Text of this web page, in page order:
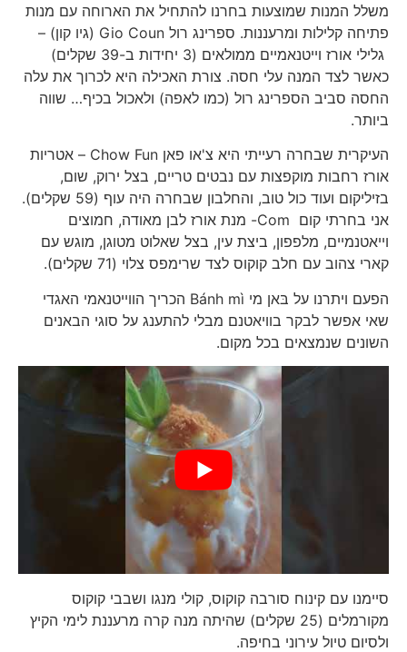
משלל המנות שמוצעות בחרנו להתחיל את הארוחה עם מנות
פתיחה קלילות ומרעננות. ספרינג רול Gio Coun (גיו קון) –
גלילי אורז וייטנאמיים ממולאים (3 יחידות ב-39 שקלים)
כאשר לצד המנה עלי חסה. צורת האכילה היא לכרוך את עלה
החסה סביב הספרינג רול (כמו לאפה) ולאכול בכיף… שווה
ביותר.
העיקרית שבחרה רעייתי היא צ'או פאן Chow Fun – אטריות
אורז רחבות מוקפצות עם נבטים טריים, בצל ירוק, שום,
בזיליקום ועוד כול טוב, והחלבון שבחרה היה עוף (59 שקלים).
אני בחרתי קום Com- מנת אורז לבן מאודה, חמוצים
וייאטנמיים, מלפפון, ביצת עין, בצל שאלוט מטוגן, מוגש עם
קארי צהוב עם חלב קוקוס לצד שרימפס צלוי (71 שקלים).
הפעם ויתרנו על בּאן מי Bánh mì הכריך הווייטנאמי האגדי
שאי אפשר לבקר בוויאטנם מבלי להתענג על סוגי הבאנים
השונים שנמצאים בכל מקום.
סיימנו עם קינוח סורבה קוקוס, קולי מנגו ושבבי קוקוס
מקורמלים (25 שקלים) שהיתה מנה קרה מרעננת לימי הקיץ
ולסיום טיול עירוני בחיפה.